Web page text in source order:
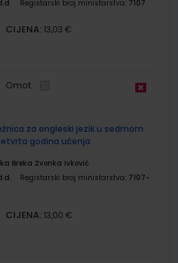
Registarski broj ministarstva: 7107
CIJENA: 13,03 €
Omot
za engleski jezik u sedmom
godina učenja
Breka Zvonka Ivković
Registarski broj ministarstva: 7107-
CIJENA: 13,00 €